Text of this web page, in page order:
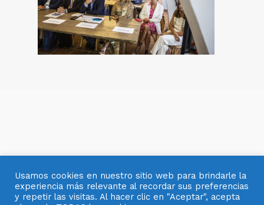
Usamos cookies en nuestro sitio web para brindarle la
experiencia más relevante al recordar sus preferencias
y repetir las visitas. Al hacer clic en "Aceptar", acepta